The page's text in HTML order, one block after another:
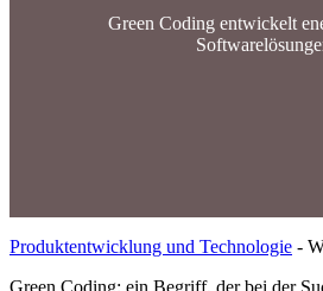
Green Coding entwickelt
Produktentwicklung und Technologie -